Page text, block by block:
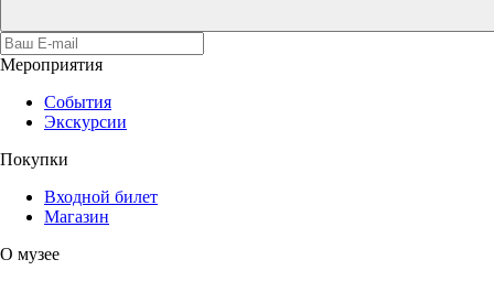
Мероприятия
События
Экскурсии
Покупки
Входной билет
Магазин
О музее